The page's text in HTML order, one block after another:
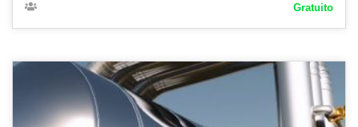
Gratuito